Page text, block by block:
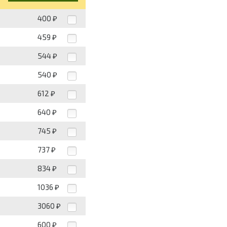
400 ₽
459 ₽
544 ₽
540 ₽
612 ₽
640 ₽
745 ₽
737 ₽
834 ₽
1036 ₽
3060 ₽
600 ₽